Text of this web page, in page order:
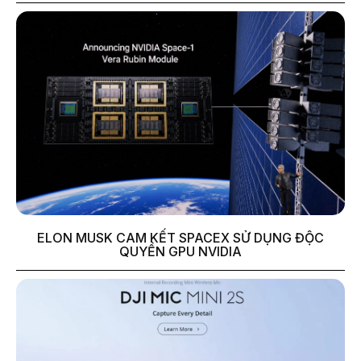
ELON MUSK CAM KẾT SPACEX SỬ DỤNG ĐỘC
QUYỀN GPU NVIDIA